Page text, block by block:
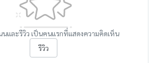
นและรีวิว เป็นคนแรกที่แสดงความคิดเห็น
รีวิว